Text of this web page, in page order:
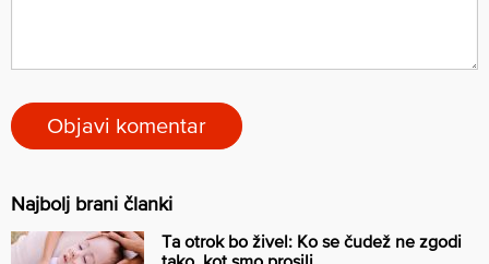
Najbolj brani članki
Ta otrok bo živel: Ko se čudež ne zgodi